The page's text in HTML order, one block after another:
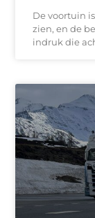
De voortuin
zien, en de
indruk die